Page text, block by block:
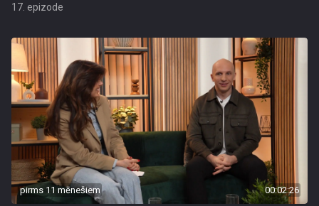
17. epizode
pirms 11 mēnešiem 00:02:26